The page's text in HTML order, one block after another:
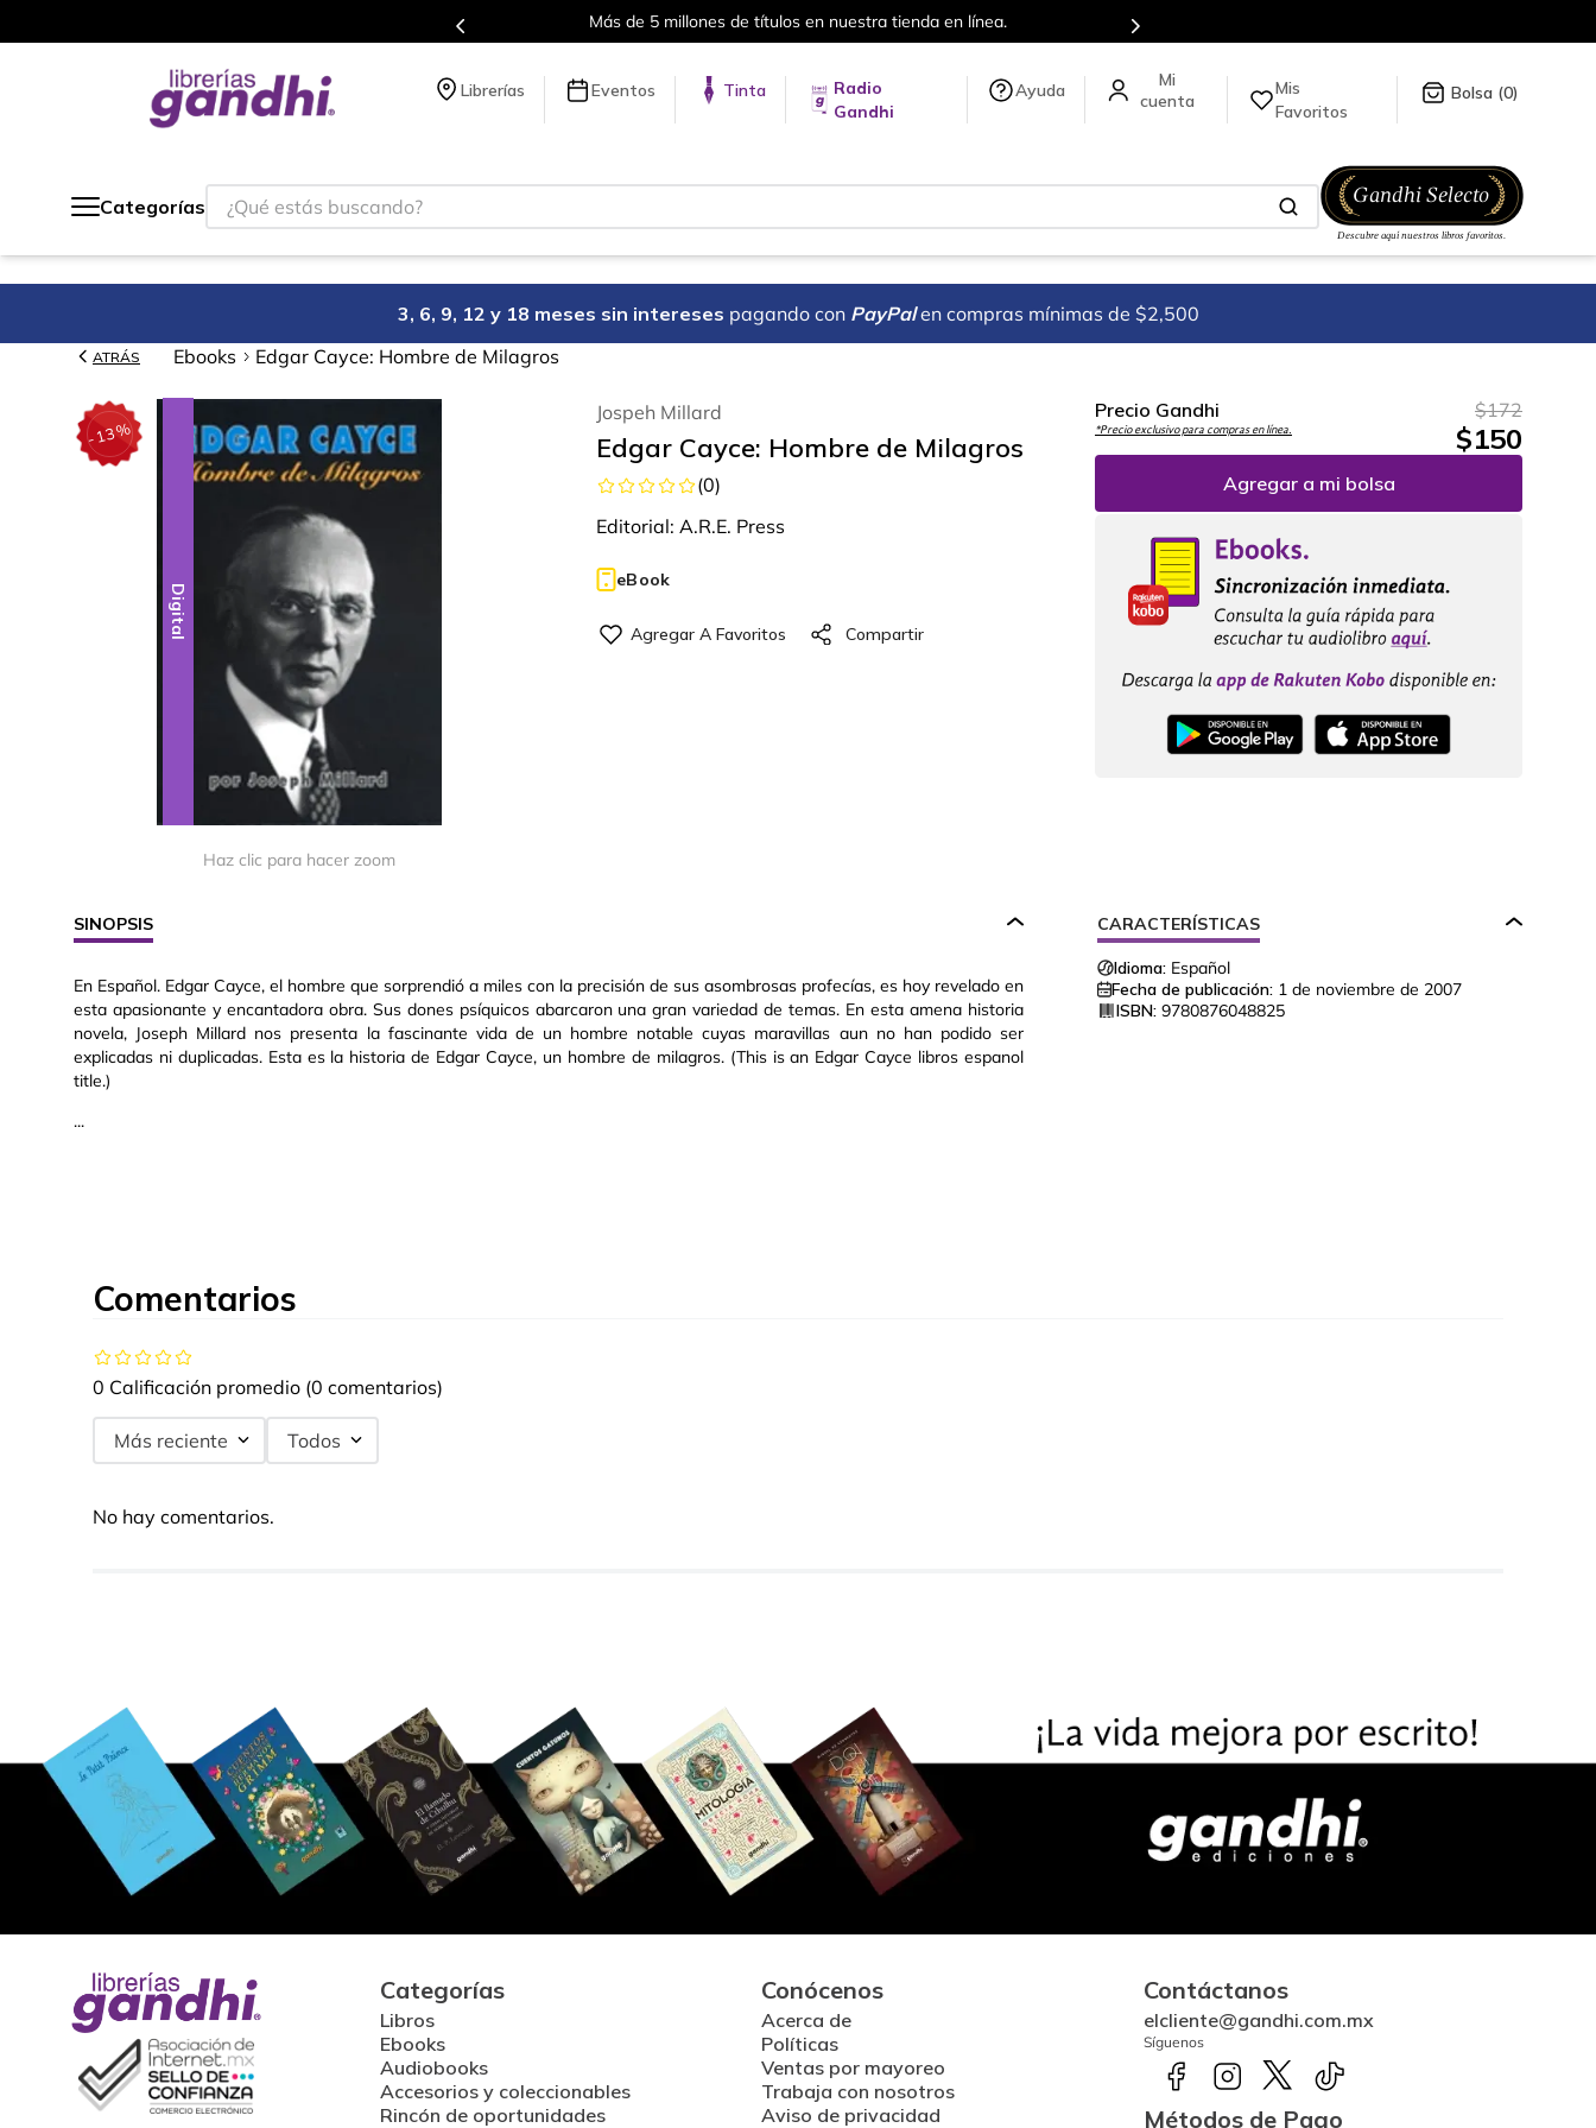
Más de 5 millones de títulos en nuestra tienda en línea. Envíos a todo el mundo, para más información da click
Librerías Eventos Tinta
Radio
Gandhi
Ayuda
Mis
Favoritos
0
Categorías
¿Qué estás buscando?
3, 6, 9, 12 y 18 meses sin intereses pagando con PayPal en compras mínimas de $2,500
ATRÁS Ebooks Edgar Cayce: Hombre de Milagros
-13%
Digital
Haz clic para hacer zoom
Jospeh Millard
Edgar Cayce: Hombre de Milagros
(0)
Editorial: A.R.E. Press
eBook
Precio Gandhi
*Precio exclusivo para compras en línea.
$172
$150
Agregar a mi bolsa
SINOPSIS
En Español. Edgar Cayce, el hombre que sorprendió a miles con la precisión de sus asombrosas profecías, es hoy revelado en
esta apasionante y encantadora obra. Sus dones psíquicos abarcaron una gran variedad de temas. En esta amena historia
novela, Joseph Millard nos presenta la fascinante vida de un hombre notable cuyas maravillas aun no han podido ser
explicadas ni duplicadas. Esta es la historia de Edgar Cayce, un hombre de milagros. (This is an Edgar Cayce libros espanol
title.)
...
CARACTERÍSTICAS
Idioma: Español
Fecha de publicación: 1 de noviembre de 2007
ISBN: 9780876048825
Comentarios
0 Calificación promedio (0 comentarios)
Más reciente Todos
No hay comentarios.
Categorías
Libros
Ebooks
Audiobooks
Accesorios y coleccionables
Rincón de oportunidades
Conócenos
Acerca de
Políticas
Ventas por mayoreo
Trabaja con nosotros
Aviso de privacidad
Contáctanos
elcliente@gandhi.com.mx
Síguenos
Métodos de Pago